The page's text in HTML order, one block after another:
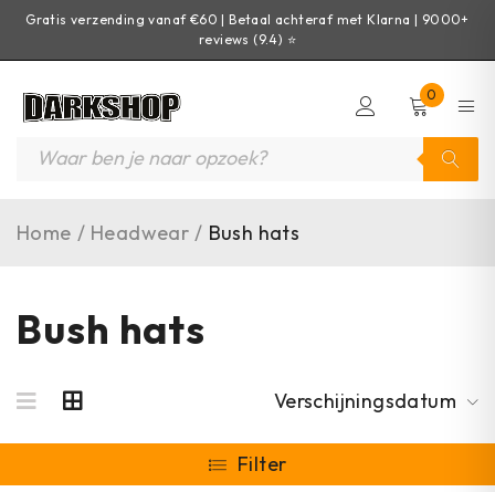
Gratis verzending vanaf €60 | Betaal achteraf met Klarna | 9000+
reviews (9.4) ⭐
0
Home / Headwear / Bush hats
Bush hats
Verschijningsdatum
Filter